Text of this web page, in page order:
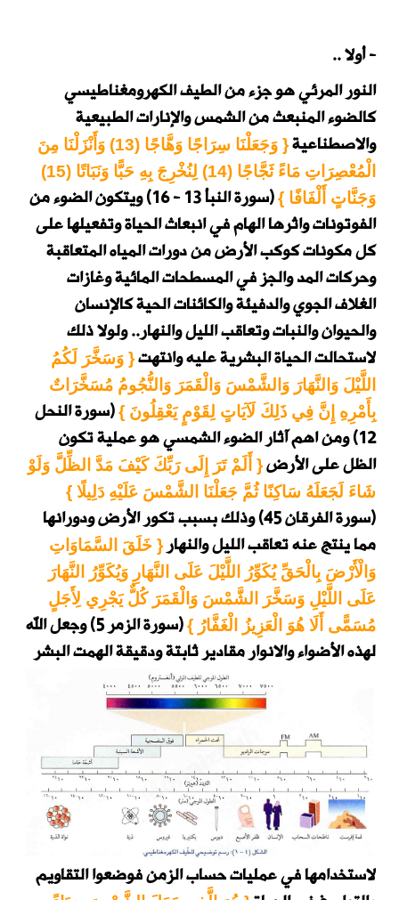
- أولا ..
النور المرئي هو جزء من الطيف الكهرومغناطيسي
كالضوء المنبعث من الشمس والإنارات الطبيعية
والاصطناعية
{ وَجَعَلْنَا سِرَاجًا وَهَّاجًا (13) وَأَنْزَلْنَا مِنَ
الْمُعْصِرَاتِ مَاءً ثَجَّاجًا (14) لِنُخْرِجَ بِهِ حَبًّا وَنَبَاتًا (15)
وَجَنَّاتٍ أَلْفَافًا }(سورة النبأ 13 - 16)
ويتكون الضوء من
الفوتونات واثرها الهام في انبعاث الحياة وتفعيلها على
كل مكونات كوكب الأرض من دورات المياه المتعاقبة
وحركات المد والجز في المسطحات المائية وغازات
الغلاف الجوي والدفيئة والكائنات الحية كالإنسان
والحيوان والنبات وتعاقب الليل والنهار.. ولولا ذلك
لاستحالت الحياة البشرية عليه وانتهت{ وَسَخَّرَ لَكُمُ
اللَّيْلَ وَالنَّهَارَ وَالشَّمْسَ وَالْقَمَرَ وَالنُّجُومُ مُسَخَّرَاتٌ
بِأَمْرِهِ إِنَّ فِي ذَلِكَ لَآيَاتٍ لِقَوْمٍ يَعْقِلُونَ }(سورة النحل
12) ومن اهم آثار الضوء الشمسي هو عملية تكون
الظل على الأرض{ أَلَمْ تَرَ إِلَى رَبِّكَ كَيْفَ مَدَّ الظِّلَّ وَلَوْ
شَاءَ لَجَعَلَهُ سَاكِنًا ثُمَّ جَعَلْنَا الشَّمْسَ عَلَيْهِ دَلِيلًا }
(سورة الفرقان 45)
وذلك بسبب تكور الأرض ودورانها
مما ينتج عنه تعاقب الليل والنهار{ خَلَقَ السَّمَاوَاتِ
وَالْأَرْضَ بِالْحَقِّ يُكَوِّرُ اللَّيْلَ عَلَى النَّهَارِ وَيُكَوِّرُ النَّهَارَ
عَلَى اللَّيْلِ وَسَخَّرَ الشَّمْسَ وَالْقَمَرَ كُلٌّ يَجْرِي لِأَجَلٍ
مُسَمًّى أَلَا هُوَ الْعَزِيزُ الْغَفَّارُ }(سورة الزمر 5)
وجعل الله
لهذه الأضواء والانوارمقادير ثابتة ودقيقة الهمت البشر
لاستخدامها في عمليات حساب الزمن فوضعوا التقاويم